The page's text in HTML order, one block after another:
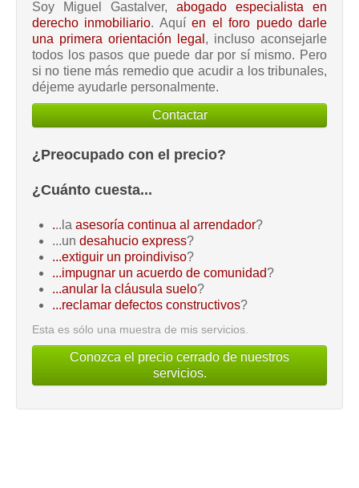
Soy Miguel Gastalver, abogado especialista en
derecho inmobiliario. Aquíen el foro puedo darle
una primera orientación legal , incluso aconsejarle
todos los pasos que puede dar por sí mismo. Pero
si no tiene más remedio que acudir a los tribunales,
déjeme ayudarle personalmente.
Contactar
¿Preocupado con el precio?
¿Cuánto cuesta...
...la asesoría continua al arrendador?
...un desahucio express?
...extiguir un proindiviso?
...impugnar un acuerdo de comunidad?
...anular la cláusula suelo?
...reclamar defectos constructivos?
Esta es sólo una muestra de mis servicios.
Conozca el precio cerrado de nuestros
servicios.